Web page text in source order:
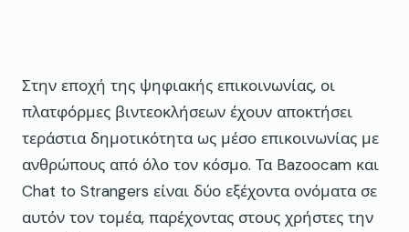
Στην εποχή της ψηφιακής επικοινωνίας, οι
πλατφόρμες βιντεοκλήσεων έχουν αποκτήσει
τεράστια δημοτικότητα ως μέσο επικοινωνίας με
ανθρώπους από όλο τον κόσμο. Τα Bazoocam και
Chat to Strangers είναι δύο εξέχοντα ονόματα σε
αυτόν τον τομέα, παρέχοντας στους χρήστες την